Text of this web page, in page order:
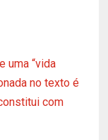
uma “vida
no texto é
com